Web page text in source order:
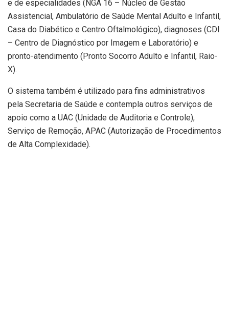
e de especialidades (NGA 16 – Núcleo de Gestão
Assistencial, Ambulatório de Saúde Mental Adulto e Infantil,
Casa do Diabético e Centro Oftalmológico), diagnoses (CDI
– Centro de Diagnóstico por Imagem e Laboratório) e
pronto-atendimento (Pronto Socorro Adulto e Infantil, Raio-
X).
O sistema também é utilizado para fins administrativos
pela Secretaria de Saúde e contempla outros serviços de
apoio como a UAC (Unidade de Auditoria e Controle),
Serviço de Remoção, APAC (Autorização de Procedimentos
de Alta Complexidade).